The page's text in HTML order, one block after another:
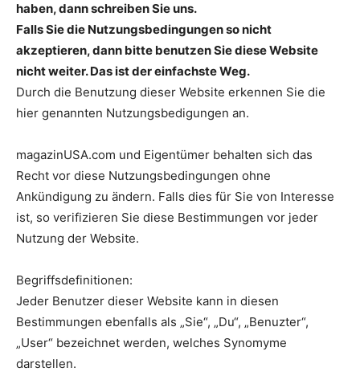
haben, dann schreiben Sie uns.
Falls Sie die Nutzungsbedingungen so nicht
akzeptieren, dann bitte benutzen Sie diese Website
nicht weiter. Das ist der einfachste Weg.
Durch die Benutzung dieser Website erkennen Sie die
hier genannten Nutzungsbedigungen an.
magazinUSA.com und Eigentümer behalten sich das
Recht vor diese Nutzungsbedingungen ohne
Ankündigung zu ändern. Falls dies für Sie von Interesse
ist, so verifizieren Sie diese Bestimmungen vor jeder
Nutzung der Website.
Begriffsdefinitionen:
Jeder Benutzer dieser Website kann in diesen
Bestimmungen ebenfalls als „Sie“, „Du“, „Benuzter“,
„User“ bezeichnet werden, welches Synomyme
darstellen.